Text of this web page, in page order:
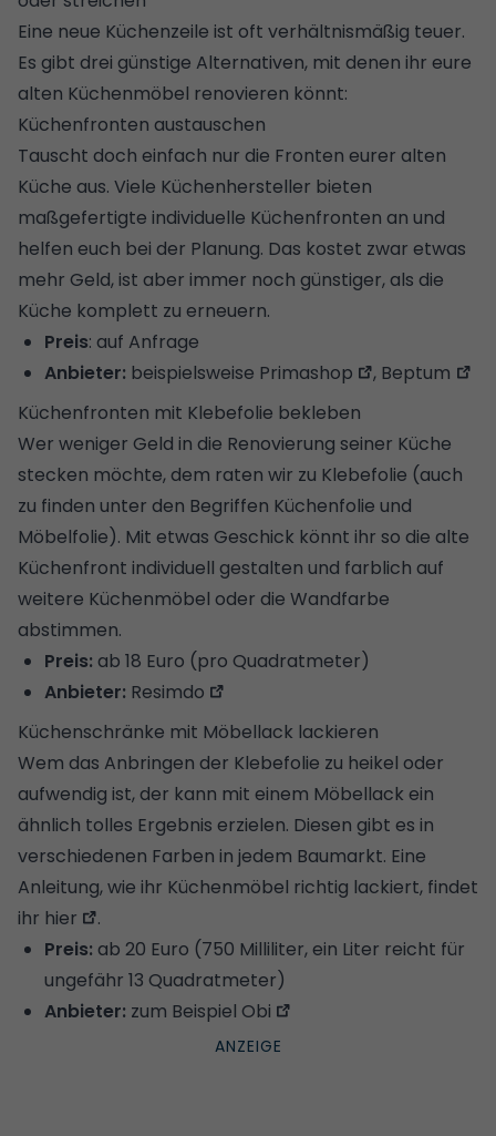
Eine neue Küchenzeile ist oft verhältnismäßig teuer.
Es gibt drei günstige Alternativen, mit denen ihr eure
alten Küchenmöbel renovieren könnt:
Küchenfronten austauschen
Tauscht doch einfach nur die Fronten eurer alten
Küche aus. Viele Küchenhersteller bieten
maßgefertigte individuelle Küchenfronten an und
helfen euch bei der Planung. Das kostet zwar etwas
mehr Geld, ist aber immer noch günstiger, als die
Küche komplett zu erneuern.
Preis: auf Anfrage
Anbieter: beispielsweise Primashop , Beptum
Küchenfronten mit Klebefolie bekleben
Wer weniger Geld in die Renovierung seiner Küche
stecken möchte, dem raten wir zu Klebefolie (auch
zu finden unter den Begriffen Küchenfolie und
Möbelfolie). Mit etwas Geschick könnt ihr so die alte
Küchenfront individuell gestalten und farblich auf
weitere Küchenmöbel oder die Wandfarbe
abstimmen.
Preis: ab 18 Euro (pro Quadratmeter)
Anbieter: Resimdo
Küchenschränke mit Möbellack lackieren
Wem das Anbringen der Klebefolie zu heikel oder
aufwendig ist, der kann mit einem Möbellack ein
ähnlich tolles Ergebnis erzielen. Diesen gibt es in
verschiedenen Farben in jedem Baumarkt. Eine
Anleitung, wie ihr Küchenmöbel richtig lackiert, findet
ihr hier
.
Preis: ab 20 Euro (750 Milliliter, ein Liter reicht für
ungefähr 13 Quadratmeter)
Anbieter: zum Beispiel Obi